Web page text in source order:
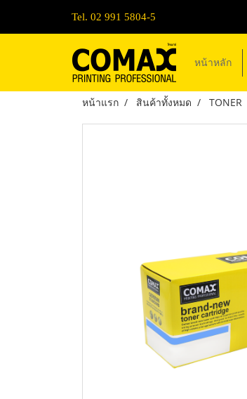
Tel. 02 991 5804-5
หน้าหลัก
หน้าแรก สินค้าทั้งหมด TONER